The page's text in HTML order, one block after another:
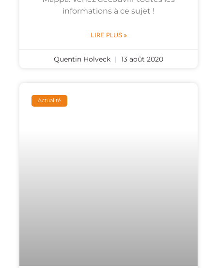
informations à ce sujet !
LIRE PLUS »
Quentin Holveck 13 août 2020
Actualité